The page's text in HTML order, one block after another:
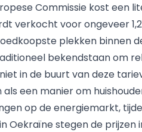
Commissie kost een
verkocht voor ongeveer
plekken binnen
bekendstaan om
in de buurt van deze
een manier om
op de energiemarkt,
Oekraïne stegen de prijzen